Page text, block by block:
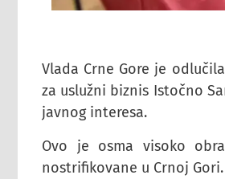
Vlada Crne Gore je
za uslužni biznis Istočno
javnog interesa.
Ovo je osma visoko
nostrifikovane u Crnoj Gori.